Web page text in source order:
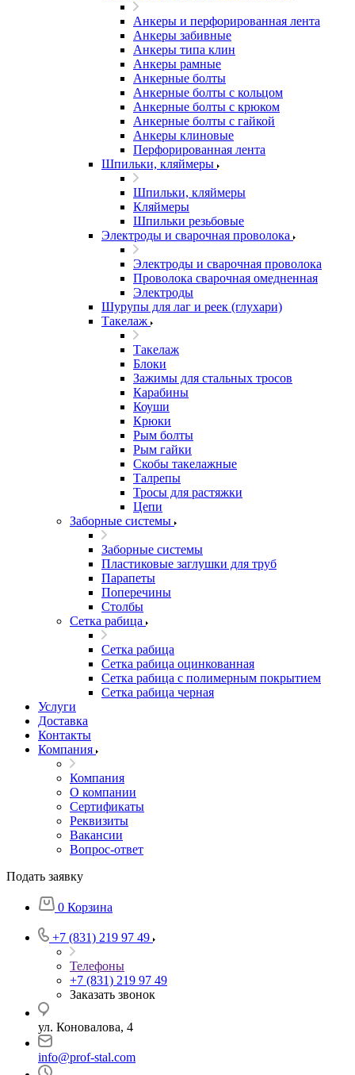
Анкеры и перфорированная лента
Анкеры забивные
Анкеры типа клин
Анкеры рамные
Анкерные болты
Анкерные болты с кольцом
Анкерные болты с крюком
Анкерные болты с гайкой
Анкеры клиновые
Перфорированная лента
Шпильки, кляймеры
Шпильки, кляймеры
Кляймеры
Шпильки резьбовые
Электроды и сварочная проволока
Электроды и сварочная проволока
Проволока сварочная омедненная
Электроды
Шурупы для лаг и реек (глухари)
Такелаж
Такелаж
Блоки
Зажимы для стальных тросов
Карабины
Коуши
Крюки
Рым болты
Рым гайки
Скобы такелажные
Талрепы
Тросы для растяжки
Цепи
Заборные системы
Заборные системы
Пластиковые заглушки для труб
Парапеты
Поперечины
Столбы
Сетка рабица
Сетка рабица
Сетка рабица оцинкованная
Сетка рабица с полимерным покрытием
Сетка рабица черная
Услуги
Доставка
Контакты
Компания
Компания
О компании
Сертификаты
Реквизиты
Вакансии
Вопрос-ответ
Подать заявку
0 Корзина
+7 (831) 219 97 49
Телефоны
+7 (831) 219 97 49
Заказать звонок
ул. Коновалова, 4
info@prof-stal.com